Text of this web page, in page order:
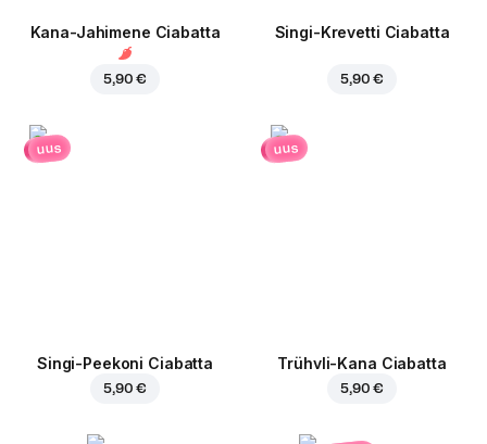
Kana-Jahimene Ciabatta
5,90 €
Singi-Krevetti Ciabatta
5,90 €
uus
Singi-Peekoni Ciabatta
5,90 €
uus
Trühvli-Kana Ciabatta
5,90 €